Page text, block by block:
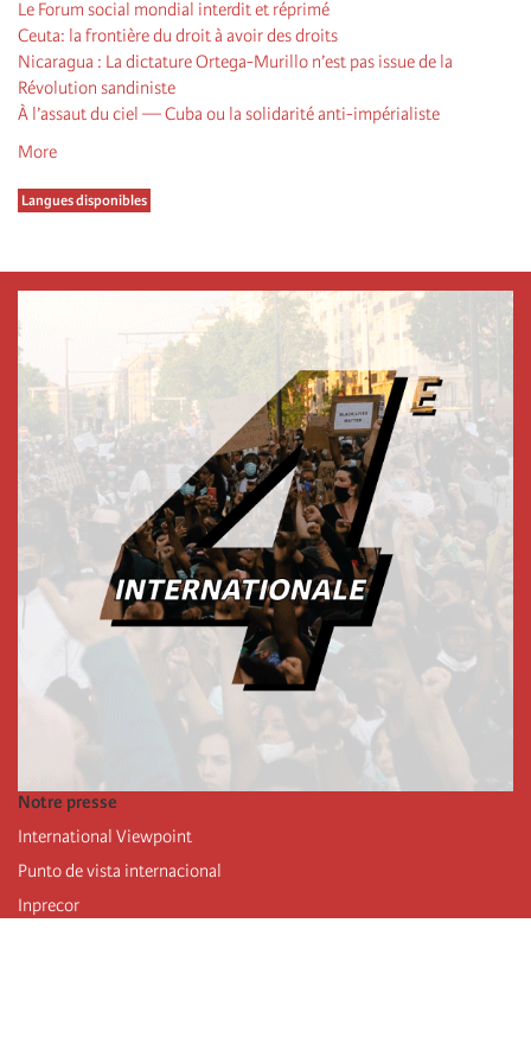
Le Forum social mondial interdit et réprimé
Ceuta: la frontière du droit à avoir des droits
Nicaragua : La dictature Ortega-Murillo n’est pas issue de la
Révolution sandiniste
À l’assaut du ciel — Cuba ou la solidarité anti-impérialiste
More
Langues disponibles
Notre presse
International Viewpoint
Punto de vista internacional
Inprecor